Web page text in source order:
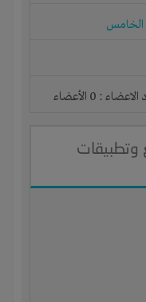
الخامس
: 0 الأعضاء
وتطبيقات